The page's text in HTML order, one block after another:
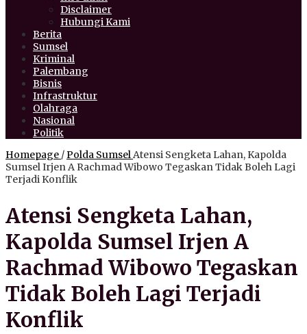
Disclaimer
Hubungi Kami
Berita
Sumsel
Kriminal
Palembang
Bisnis
Infrastruktur
Olahraga
Nasional
Politik
Homepage /Polda SumselAtensi Sengketa Lahan, Kapolda
Sumsel Irjen A Rachmad Wibowo Tegaskan Tidak Boleh Lagi
Terjadi Konflik
Atensi Sengketa Lahan,
Kapolda Sumsel Irjen A
Rachmad Wibowo Tegaskan
Tidak Boleh Lagi Terjadi
Konflik